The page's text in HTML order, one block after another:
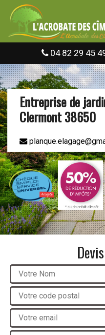
04 82 29 45
Entreprise de
Clermont 38650